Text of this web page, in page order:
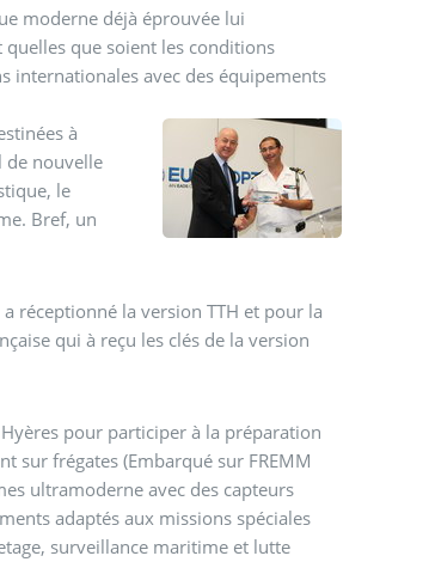
moderne déjà éprouvée lui
que soient les conditions
internationales avec des équipements
à
de nouvelle
le
Bref, un
a réceptionné la version TTH et pour la
pour participer à la préparation
sur frégates (Embarqué sur FREMM
ultramoderne avec des capteurs
spéciales
surveillance maritime et lutte